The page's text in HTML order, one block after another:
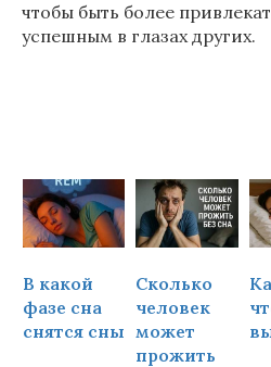
чтобы быть более
успешным в глазах других.
В какой
фазе сна
снятся сны
Сколько
человек
может
прожить